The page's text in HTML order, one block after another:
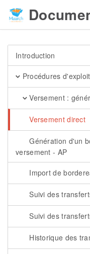
Introduction
Procédures
Versement :
Versement direct
Génération d'un
versement - AP
Import de
Suivi des
Suivi des
Historique des